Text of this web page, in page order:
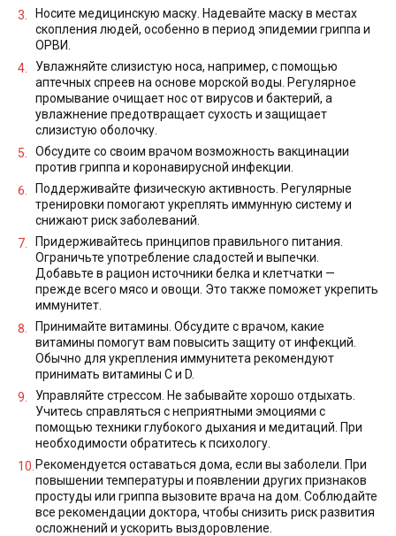
Носите медицинскую маску. Надевайте маску в местах
скопления людей, особенно в период эпидемии гриппа и
ОРВИ.
Увлажняйте слизистую носа, например, с помощью
аптечных спреев на основе морской воды. Регулярное
промывание очищает нос от вирусов и бактерий, а
увлажнение предотвращает сухость и защищает
слизистую оболочку.
Обсудите со своим врачом возможность вакцинации
против гриппа и коронавирусной инфекции.
Поддерживайте физическую активность. Регулярные
тренировки помогают укреплять иммунную систему и
снижают риск заболеваний.
Придерживайтесь принципов правильного питания.
Ограничьте употребление сладостей и выпечки.
Добавьте в рацион источники белка и клетчатки —
прежде всего мясо и овощи. Это также поможет укрепить
иммунитет.
Принимайте витамины. Обсудите с врачом, какие
витамины помогут вам повысить защиту от инфекций.
Обычно для укрепления иммунитета рекомендуют
принимать витамины C и D.
Управляйте стрессом. Не забывайте хорошо отдыхать.
Учитесь справляться с неприятными эмоциями с
помощью техники глубокого дыхания и медитаций. При
необходимости обратитесь к психологу.
Рекомендуется оставаться дома, если вы заболели. При
повышении температуры и появлении других признаков
простуды или гриппа вызовите врача на дом. Соблюдайте
все рекомендации доктора, чтобы снизить риск развития
осложнений и ускорить выздоровление.